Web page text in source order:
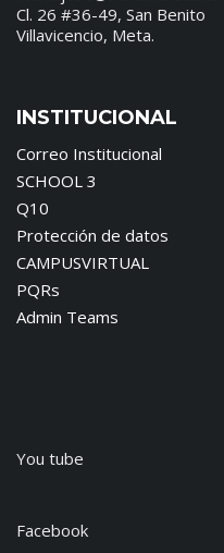
Cl. 26 #36-49, San Benito
Villavicencio, Meta.
INSTITUCIONAL
Correo Institucional
SCHOOL 3
Q10
Protección de datos
CAMPUSVIRTUAL
PQRs
Admin Teams
You tube
Facebook